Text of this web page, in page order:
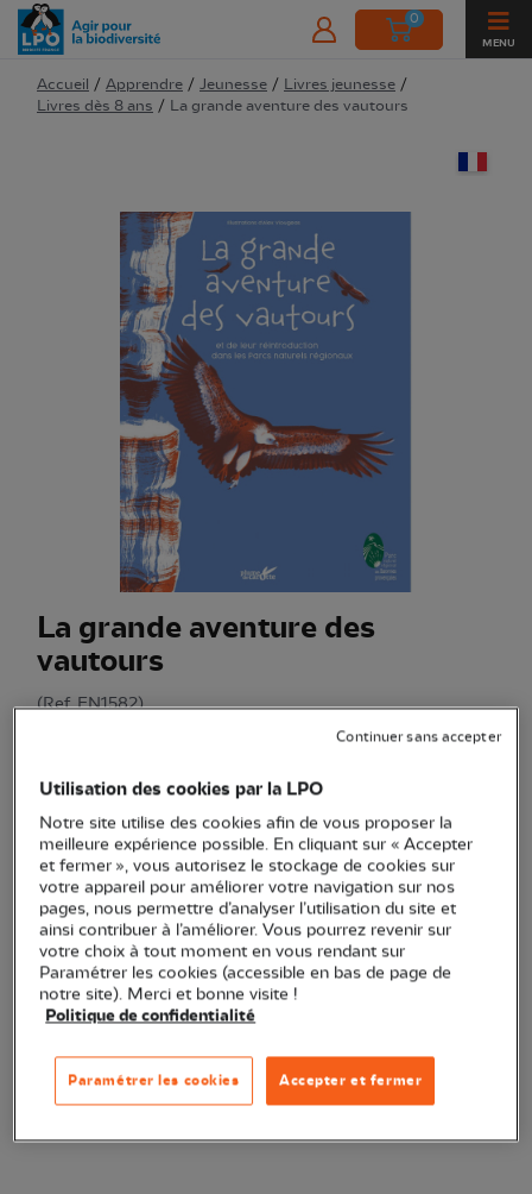
0
MENU
Accueil / Apprendre / Jeunesse / Livres jeunesse /
Livres dès 8 ans / La grande aventure des vautours
La grande aventure des
vautours
(Ref.EN1582)
français.
Voir plus
Quantité
Dernières pièces en stock !
Ajouter au panier
Utilisation des cookies par la LPO
Notre site utilise des cookies afin de vous proposer la
meilleure expérience possible. En cliquant sur « Accepter
et fermer », vous autorisez le stockage de cookies sur
votre appareil pour améliorer votre navigation sur nos
pages, nous permettre d’analyser l’utilisation du site et
ainsi contribuer à l’améliorer. Vous pourrez revenir sur
votre choix à tout moment en vous rendant sur
Paramétrer les cookies (accessible en bas de page de
notre site). Merci et bonne visite !
Politique de confidentialité
Accepter et fermer
Paramétrer les cookies
Continuer sans accepter